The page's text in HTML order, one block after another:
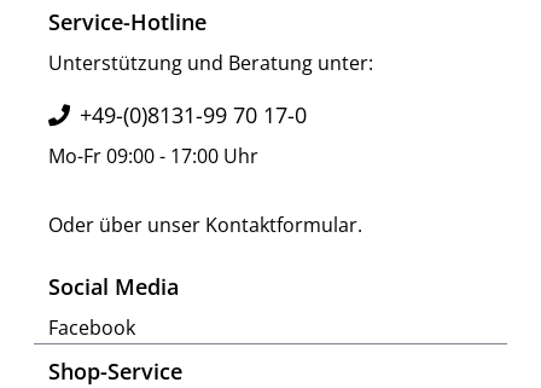
Service-Hotline
Unterstützung und Beratung unter:
+49-(0)8131-99 70 17-0
Mo-Fr 09:00 - 17:00 Uhr
Oder über unser Kontaktformular.
Social Media
Facebook
Shop-Service